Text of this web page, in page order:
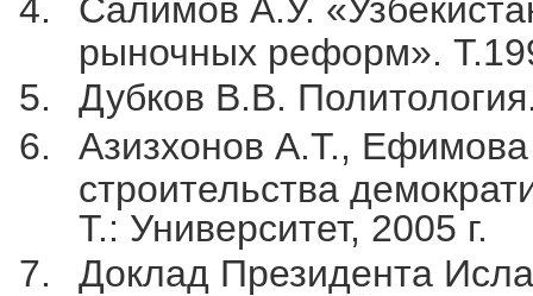
Салимов А.У.
рыночных реформ».
Дубков В.В.
Азизхонов А.Т.,
строительства
Т.: Университет, 2005 г.
Доклад Президента